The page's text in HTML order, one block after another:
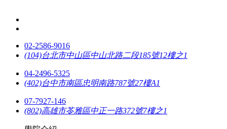
02-2586-9016
(104)台北市中山區中山北路二段185號12樓之1
04-2496-5325
(402)台中市南區忠明南路787號27樓A1
07-7927-146
(802)高雄市苓雅區中正一路372號7樓之1